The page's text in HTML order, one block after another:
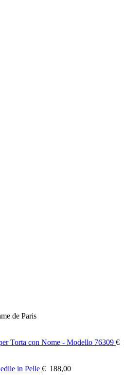
de Paris
Torta con Nome - Modello 76309 €
in Pelle € 188,00